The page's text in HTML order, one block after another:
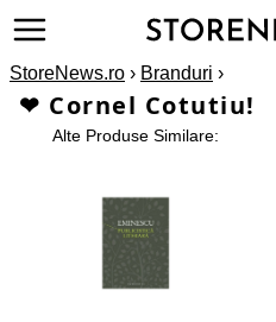
StoreNews.ro › Branduri ›
❤ Cornel Cotutiu!
Alte Produse Similare: